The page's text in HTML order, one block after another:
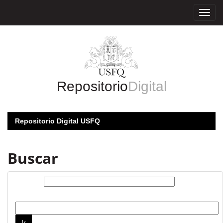
RepositorioDigital
Repositorio Digital USFQ
Buscar